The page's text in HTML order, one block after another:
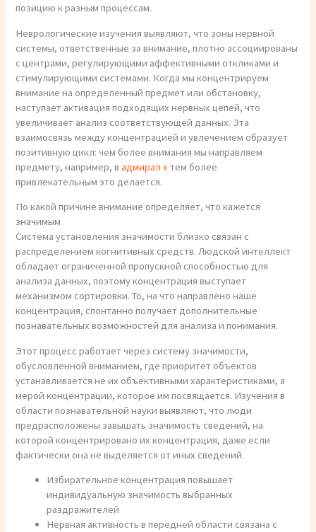
позицию к разным процессам.
Неврологические изучения выявляют, что зоны нервной
системы, ответственные за внимание, плотно ассоциированы
с центрами, регулирующими аффективными откликами и
стимулирующими системами. Когда мы концентрируем
внимание на определенный предмет или обстановку,
наступает активация подходящих нервных цепей, что
увеличивает анализ соответствующей данных. Эта
взаимосвязь между концентрацией и увлечением образует
позитивную цикл: чем более внимания мы направляем
предмету, например, вадмирал x тем более
привлекательным это делается.
По какой причине внимание определяет, что кажется
значимым
Система установления значимости близко связан с
распределением когнитивных средств. Людской интеллект
обладает ограниченной пропускной способностью для
анализа данных, поэтому концентрация выступает
механизмом сортировки. То, на что направлено наше
концентрация, спонтанно получает дополнительные
познавательных возможностей для анализа и понимания.
Этот процесс работает через систему значимости,
обусловленной вниманием, где приоритет объектов
устанавливается не их объективными характеристиками, а
мерой концентрации, которое им посвящается. Изучения в
области познавательной науки выявляют, что люди
предрасположены завышать значимость сведений, на
которой концентрировано их концентрация, даже если
фактически она не выделяется от иных сведений.
Избирательное концентрация повышает
индивидуальную значимость выбранных
раздражителей
Нервная активность в передней области связана с